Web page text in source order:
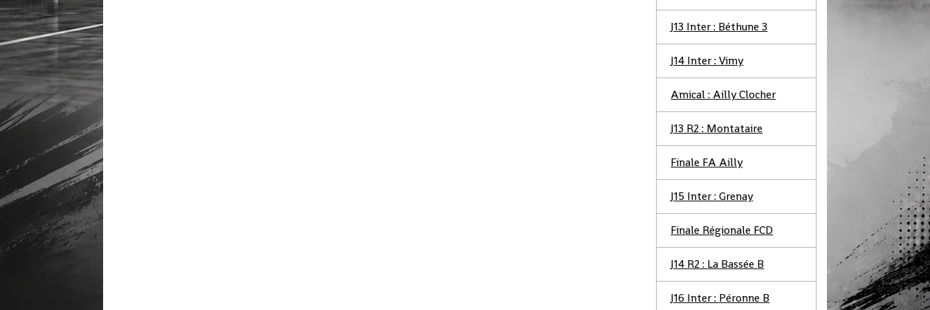
J13 Inter : Béthune 3
J14 Inter : Vimy
Amical : Ailly Clocher
J13 R2 : Montataire
Finale FA Ailly
J15 Inter : Grenay
Finale Régionale FCD
J14 R2 : La Bassée B
J16 Inter : Péronne B